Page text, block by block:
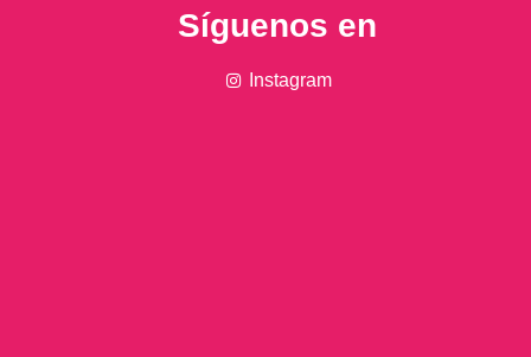
Síguenos en
Instagram